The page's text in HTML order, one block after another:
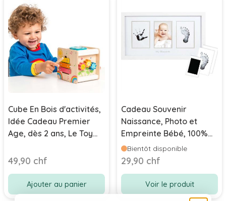
Cube En Bois d'activités,
Idée Cadeau Premier
Age, dès 2 ans, Le Toy
49,90 chf
Ajouter au panier
Cadeau Souvenir
Naissance, Photo et
Empreinte Bébé, 100%
sur pour bébé, Pearhead
Bientôt disponible
29,90 chf
Voir le produit